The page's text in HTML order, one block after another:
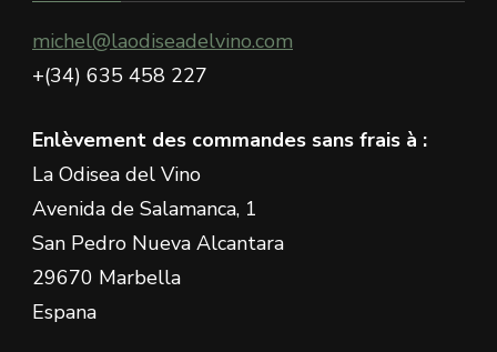
michel@laodiseadelvino.com
+(34) 635 458 227
Enlèvement des commandes sans frais à :
La Odisea del Vino
Avenida de Salamanca, 1
San Pedro Nueva Alcantara
29670 Marbella
Espana